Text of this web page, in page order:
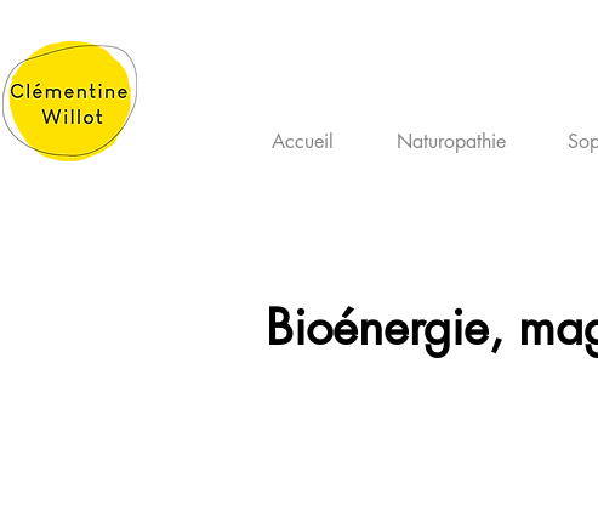
Accueil Naturopathie
Bioénergie,